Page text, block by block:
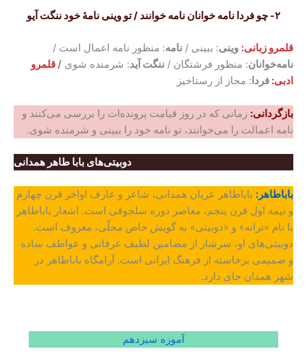
۲- چو فردا نامه خوانان نامه خوانند / تو وینی نامهٔ خود ننگت آیو
قلمرو زبانی: وینی: ببینی / نامه: منظور نامه اعمال است /
نامه‌خوانان: منظور فرشتگان / ننگت آید: شرمنده شوی /قلمرو
ادبی: فردا : مجاز از رستاخیز
بازگردانی: زمانی که در روز قیامت پرونده‌ات را بررسی می‌کنند و
نامه اعمالت را می‌خوانند، تو نامه خود را ببینی و شرمنده شوی.
دوبیتی‌های بابا طاهر همدانی
باباطاهر: باباطاهر عریان همدانی، شاعر و عارف اواخر قرن چهارم
و نیمه اول قرن پنجم، معاصر دوره سلجوقی است. اشعار باباطاهر
با نام «ترانه» و «دوبیتی» به گویش خاص محلّی، معروف است.
دوبیتی‌های او، سرشار از مضامین لطیف عرفانی و عواطف ساده
و صمیمی برخاسته از فرهنگ ایرانی است. آرامگاه باباطاهر در
شهر همدان جای دارد.
آموزه سیزدهم